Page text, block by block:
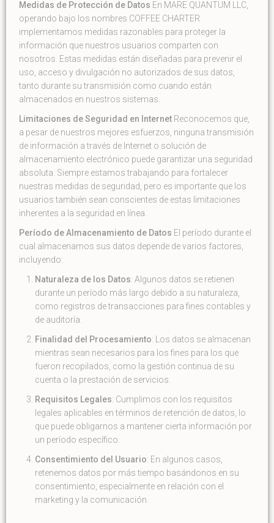
Medidas de Protección de Datos En MARE QUANTUM LLC,
operando bajo los nombres COFFEE CHARTER
implementamos medidas razonables para proteger la
información que nuestros usuarios comparten con
nosotros. Estas medidas están diseñadas para prevenir el
uso, acceso y divulgación no autorizados de sus datos,
tanto durante su transmisión como cuando están
almacenados en nuestros sistemas.
Limitaciones de Seguridad en Internet Reconocemos que,
a pesar de nuestros mejores esfuerzos, ninguna transmisión
de información a través de Internet o solución de
almacenamiento electrónico puede garantizar una seguridad
absoluta. Siempre estamos trabajando para fortalecer
nuestras medidas de seguridad, pero es importante que los
usuarios también sean conscientes de estas limitaciones
inherentes a la seguridad en línea.
Período de Almacenamiento de Datos El período durante el
cual almacenamos sus datos depende de varios factores,
incluyendo:
Naturaleza de los Datos: Algunos datos se retienen
durante un período más largo debido a su naturaleza,
como registros de transacciones para fines contables y
de auditoría.
Finalidad del Procesamiento: Los datos se almacenan
mientras sean necesarios para los fines para los que
fueron recopilados, como la gestión continua de su
cuenta o la prestación de servicios.
Requisitos Legales: Cumplimos con los requisitos
legales aplicables en términos de retención de datos, lo
que puede obligarnos a mantener cierta información por
un período específico.
Consentimiento del Usuario: En algunos casos,
retenemos datos por más tiempo basándonos en su
consentimiento, especialmente en relación con el
marketing y la comunicación.